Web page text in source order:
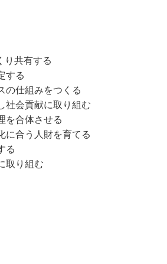
り共有する
する
の仕組みをつくる
会貢献に取り組む
を合体させる
合う人財を育てる
る
取り組む